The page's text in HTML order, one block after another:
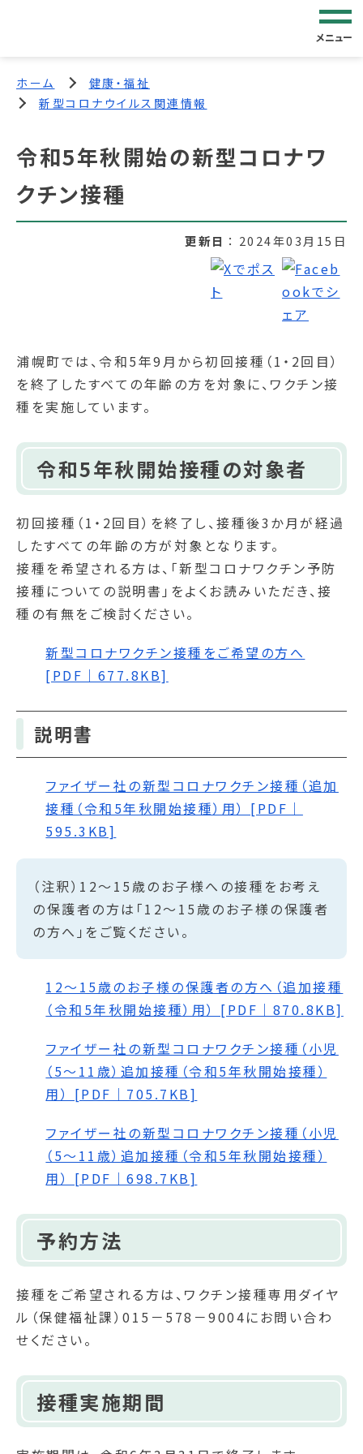
メニュー
ホーム
健康・福祉
新型コロナウイルス関連情報
令和5年秋開始の新型コロナワ
クチン接種
更新日 2024年03月15日
浦幌町では、令和5年9月から初回接種（1・2回目）
を終了したすべての年齢の方を対象に、ワクチン接
種を実施しています。
令和5年秋開始接種の対象者
初回接種（1・2回目）を終了し、接種後3か月が経過
したすべての年齢の方が対象となります。
接種を希望される方は、「新型コロナワクチン予防
接種についての説明書」をよくお読みいただき、接
種の有無をご検討ください。
新型コロナワクチン接種をご希望の方へ
[PDF｜677.8KB]
説明書
ファイザー社の新型コロナワクチン接種（追加
接種（令和5年秋開始接種）用） [PDF｜
595.3KB]
（注釈）12～15歳のお子様への接種をお考え
の保護者の方は「12～15歳のお子様の保護者
の方へ」をご覧ください。
12～15歳のお子様の保護者の方へ（追加接種
（令和5年秋開始接種）用） [PDF｜870.8KB]
ファイザー社の新型コロナワクチン接種（小児
（5～11歳）追加接種（令和5年秋開始接種）
用） [PDF｜705.7KB]
ファイザー社の新型コロナワクチン接種（小児
（5～11歳）追加接種（令和5年秋開始接種）
用） [PDF｜698.7KB]
予約方法
接種をご希望される方は、ワクチン接種専用ダイヤ
ル（保健福祉課）015－578－9004にお問い合わ
せください。
接種実施期間